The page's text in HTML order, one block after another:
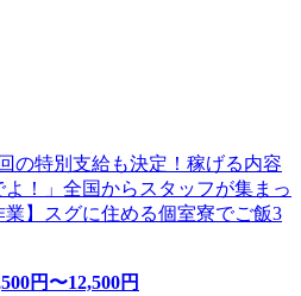
の特別支給も決定！稼げる内容
！」全国からスタッフが集まっ
】スグに住める個室寮でご飯3
円〜12,500円